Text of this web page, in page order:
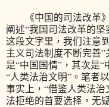
《中国的司法改革》
阐述“我国司法改革的
这段文字里，我们注意
主义司法制度不断完善
是“中国国情”，其次是
“人类法治文明”。笔者
事实上，“借鉴人类法
法拒绝的首要选择，无